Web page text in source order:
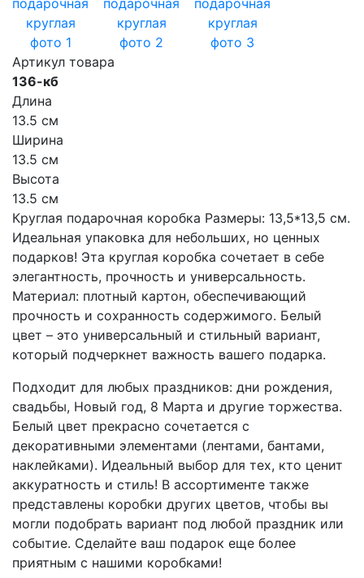
Артикул товара
136-кб
Длина
13.5 см
Ширина
13.5 см
Высота
13.5 см
Круглая подарочная коробка Размеры: 13,5*13,5 см.
Идеальная упаковка для небольших, но ценных
подарков! Эта круглая коробка сочетает в себе
элегантность, прочность и универсальность.
Материал: плотный картон, обеспечивающий
прочность и сохранность содержимого. Белый
цвет – это универсальный и стильный вариант,
который подчеркнет важность вашего подарка.
Подходит для любых праздников: дни рождения,
свадьбы, Новый год, 8 Марта и другие торжества.
Белый цвет прекрасно сочетается с
декоративными элементами (лентами, бантами,
наклейками). Идеальный выбор для тех, кто ценит
аккуратность и стиль! В ассортименте также
представлены коробки других цветов, чтобы вы
могли подобрать вариант под любой праздник или
событие. Сделайте ваш подарок еще более
приятным с нашими коробками!